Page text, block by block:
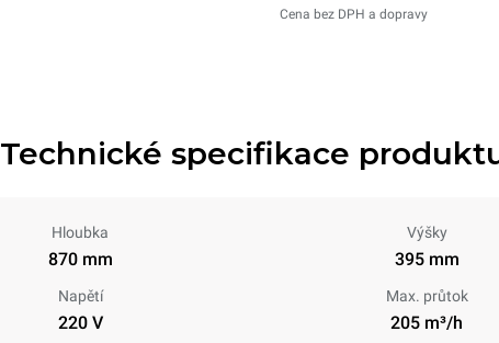
Cena bez DPH a dopravy
Technické specifikace
Hloubka
870 mm
Výšky
395 mm
Napětí
220 V
Max. průtok
205 m³/h